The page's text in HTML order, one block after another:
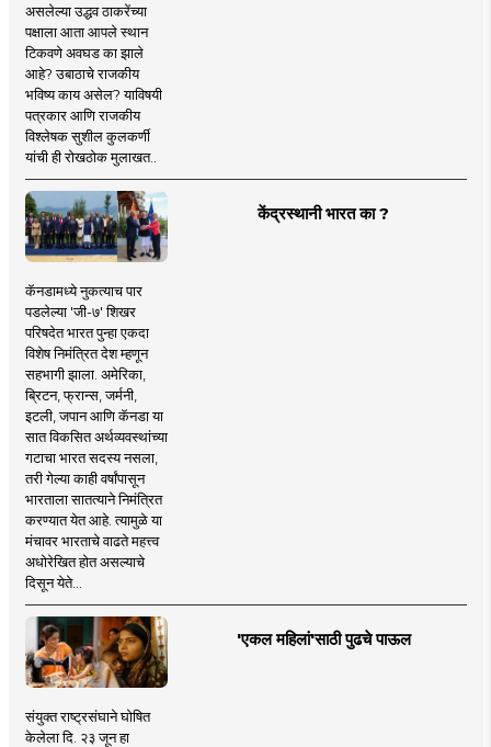
असलेल्या उद्धव ठाकरेंच्या
पक्षाला आता आपले स्थान
टिकवणे अवघड का झाले
आहे? उबाठाचे राजकीय
भविष्य काय असेल? याविषयी
पत्रकार आणि राजकीय
विश्लेषक सुशील कुलकर्णी
यांची ही रोखठोक मुलाखत..
केंद्रस्थानी भारत का ?
कॅनडामध्ये नुकत्याच पार
पडलेल्या 'जी-७' शिखर
परिषदेत भारत पुन्हा एकदा
विशेष निमंत्रित देश म्हणून
सहभागी झाला. अमेरिका,
ब्रिटन, फ्रान्स, जर्मनी,
इटली, जपान आणि कॅनडा या
सात विकसित अर्थव्यवस्थांच्या
गटाचा भारत सदस्य नसला,
तरी गेल्या काही वर्षांपासून
भारताला सातत्याने निमंत्रित
करण्यात येत आहे. त्यामुळे या
मंचावर भारताचे वाढते महत्त्व
अधोरेखित होत असल्याचे
दिसून येते...
'एकल महिलां'साठी पुढचे पाऊल
संयुक्त राष्ट्रसंघाने घोषित
केलेला दि. २३ जून हा